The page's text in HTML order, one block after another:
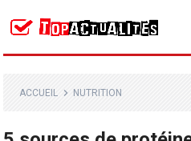
ACCUEIL NUTRITION